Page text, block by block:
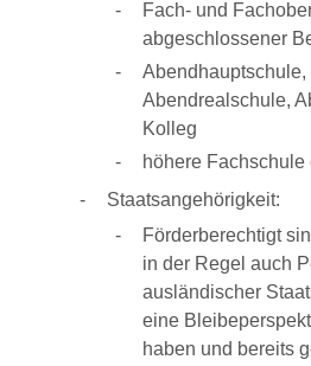
Fach- und
abgeschlossener
Abendrealschule,
Kolleg
höhere
Staatsangehörigkeit:
Förderberechtigt
in der Regel auch
ausländischer
eine
haben und bereits